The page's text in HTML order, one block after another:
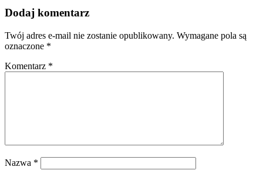
Dodaj komentarz
Twój adres e-mail nie zostanie opublikowany. Wymagane pola są
oznaczone *
Komentarz *
Nazwa *